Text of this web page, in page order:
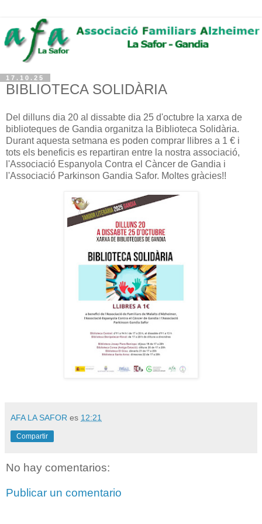
17.10.25
BIBLIOTECA SOLIDÀRIA
Del dilluns dia 20 al dissabte dia 25 d'octubre la xarxa de
biblioteques de Gandia organitza la Biblioteca Solidària.
Durant aquesta setmana es poden comprar llibres a 1 € i
tots els beneficis es repartiran entre la nostra associació,
l'Associació Espanyola Contra el Càncer de Gandia i
l'Associació Parkinson Gandia Safor. Moltes gràcies!!
AFA LA SAFOR es 12:21
Compartir
No hay comentarios:
Publicar un comentario